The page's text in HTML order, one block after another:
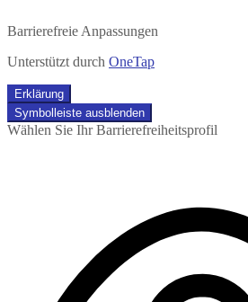
Barrierefreie Anpassungen
Unterstützt durch OneTap
Erklärung
Symbolleiste ausblenden
Wählen Sie Ihr Barrierefreiheitsprofil